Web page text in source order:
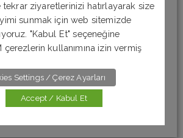
haberdar olmak için bizi sosyal
takip edebilirsiniz.
tekrar ziyaretlerinizi hatırlayarak size
sunmak için web sitemizde
"Kabul Et" seçeneğine
çerezlerin kullanımına izin vermiş
Settings / Çerez Ayarları
Accept / Kabul Et